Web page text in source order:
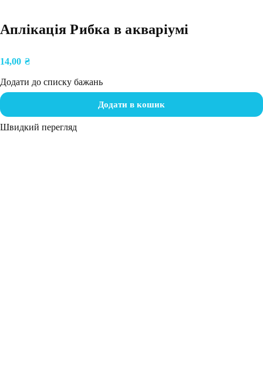
Аплікація Рибка в акваріумі
14,00 ₴
Додати до списку бажань
Додати в кошик
Швидкий перегляд